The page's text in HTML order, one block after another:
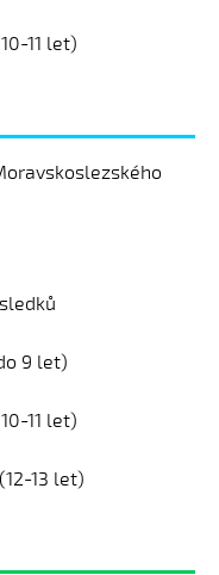
11 let)
9 let)
11 let)
13 let)